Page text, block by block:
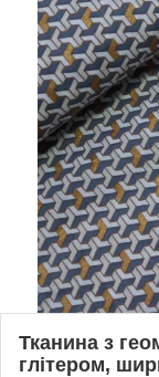
Тканина з
глітером,